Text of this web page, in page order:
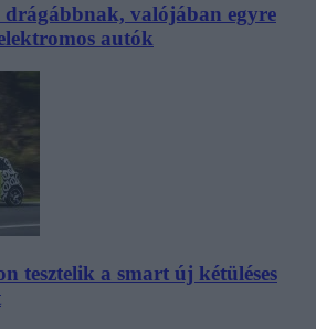
valójában egyre
autók
tesztelik a smart új kétüléses